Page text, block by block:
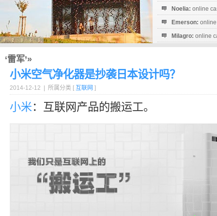
Noelia: online
Emerson:
Milagro: online
‘雷军’»
小米空气净化器是抄袭日本设计吗？
2014-12-12 | 所属分类 [ 互联网 ]
小米：互联网产品的搬运工。